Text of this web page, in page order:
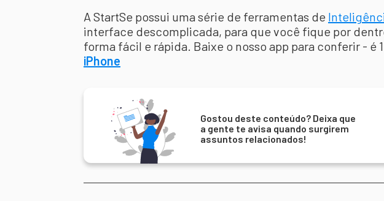
A StartSe possui uma série de ferramentas de
interface descomplicada, para que você fique por
forma fácil e rápida. Baixe o nosso app para conferir - é
iPhone
Gostou deste conteúdo? Deixa que
a gente te avisa quando surgirem
assuntos relacionados!